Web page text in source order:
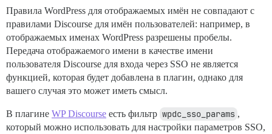
Правила WordPress для отображаемых имён не совпадают с
правилами Discourse для имён пользователей: например, в
отображаемых именах WordPress разрешены пробелы.
Передача отображаемого имени в качестве имени
пользователя Discourse для входа через SSO не является
функцией, которая будет добавлена в плагин, однако для
вашего случая это может иметь смысл.
В плагине WP Discourse есть фильтр wpdc_sso_params ,
который можно использовать для настройки параметров SSO,